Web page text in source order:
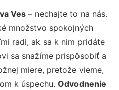
Ves – nechajte to na nás.
množstvo spokojných
radi, ak sa k nim pridáte
sa snažíme prispôsobiť a
miere, pretože vieme,
k úspechu. Odvodnenie